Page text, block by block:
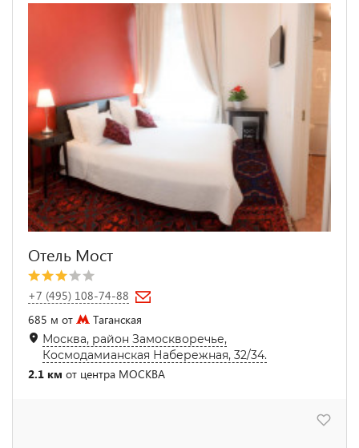
Отель Мост
+7 (495) 108-74-88
685 м от
Таганская
Москва, район Замоскворечье,
Космодамианская Набережная, 32/34.
2.1 км от центра МОСКВА